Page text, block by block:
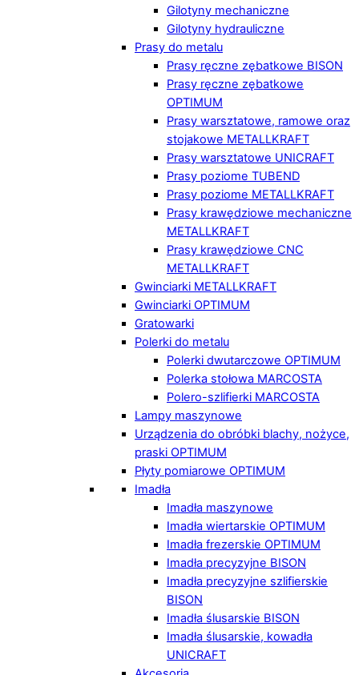
Gilotyny mechaniczne
Gilotyny hydrauliczne
Prasy do metalu
Prasy ręczne zębatkowe BISON
Prasy ręczne zębatkowe
OPTIMUM
Prasy warsztatowe, ramowe oraz
stojakowe METALLKRAFT
Prasy warsztatowe UNICRAFT
Prasy poziome TUBEND
Prasy poziome METALLKRAFT
Prasy krawędziowe mechaniczne
METALLKRAFT
Prasy krawędziowe CNC
METALLKRAFT
Gwinciarki METALLKRAFT
Gwinciarki OPTIMUM
Gratowarki
Polerki do metalu
Polerki dwutarczowe OPTIMUM
Polerka stołowa MARCOSTA
Polero-szlifierki MARCOSTA
Lampy maszynowe
Urządzenia do obróbki blachy, nożyce,
praski OPTIMUM
Płyty pomiarowe OPTIMUM
Imadła
Imadła maszynowe
Imadła wiertarskie OPTIMUM
Imadła frezerskie OPTIMUM
Imadła precyzyjne BISON
Imadła precyzyjne szlifierskie
BISON
Imadła ślusarskie BISON
Imadła ślusarskie, kowadła
UNICRAFT